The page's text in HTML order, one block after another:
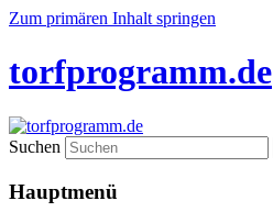
Zum primären Inhalt springen
torfprogramm.de
Suchen
Hauptmenü